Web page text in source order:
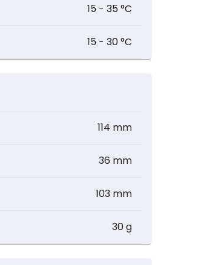
15 - 35 °C
15 - 30 °C
114 mm
36 mm
103 mm
30 g